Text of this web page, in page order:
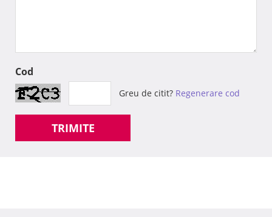
Cod
Greu de citit? Regenerare cod
TRIMITE